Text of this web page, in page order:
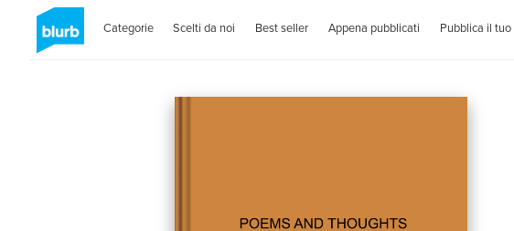
Categorie Scelti da noi Best seller Appena pubblicati Pubblica il